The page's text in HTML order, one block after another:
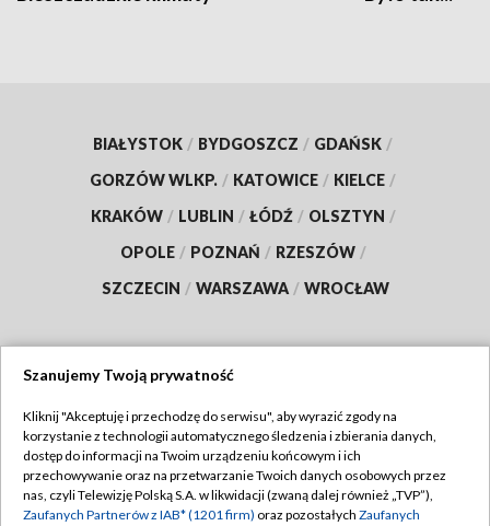
BIAŁYSTOK / BYDGOSZCZ / GDAŃSK /
GORZÓW WLKP. / KATOWICE / KIELCE /
KRAKÓW / LUBLIN / ŁÓDŹ / OLSZTYN /
OPOLE / POZNAŃ / RZESZÓW /
SZCZECIN / WARSZAWA / WROCŁAW
TVP
Abonament TVP
Emisja w TVP
Regulamin TVP
Polityka prywatności
Szanujemy Twoją prywatność
Kliknij "Akceptuję i przechodzę do serwisu", aby wyrazić zgody na
korzystanie z technologii automatycznego śledzenia i zbierania danych,
dostęp do informacji na Twoim urządzeniu końcowym i ich
przechowywanie oraz na przetwarzanie Twoich danych osobowych przez
nas, czyli Telewizję Polską S.A. w likwidacji (zwaną dalej również „TVP”),
Zaufanych Partnerów z IAB* (1201 firm) oraz pozostałych Zaufanych